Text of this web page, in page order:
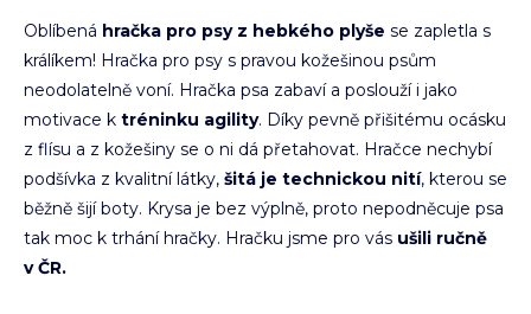
Oblíbená hračka pro psy z hebkého plyše se zapletla s
králíkem! Hračka pro psy s pravou kožešinou psům
neodolatelně voní. Hračka psa zabaví a poslouží i jako
motivace k tréninku agility. Díky pevně přišitému ocásku
z flísu a z kožešiny se o ni dá přetahovat. Hračce nechybí
podšívka z kvalitní látky, šitá je technickou nití, kterou se
běžně šijí boty. Krysa je bez výplně, proto nepodněcuje psa
tak moc k trhání hračky. Hračku jsme pro vás ušili ručně
v ČR.